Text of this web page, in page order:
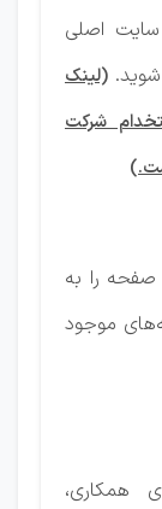
سایت اصلی
(لینک
شرکت
را به
موجود
همکاری،